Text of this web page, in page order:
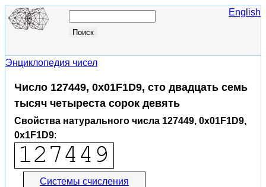
English
Энциклопедия чисел
Число 127449, 0x01F1D9, сто двадцать семь
тысяч четыреста сорок девять
Свойства натурального числа 127449, 0x01F1D9,
0x1F1D9:
Системы счисления